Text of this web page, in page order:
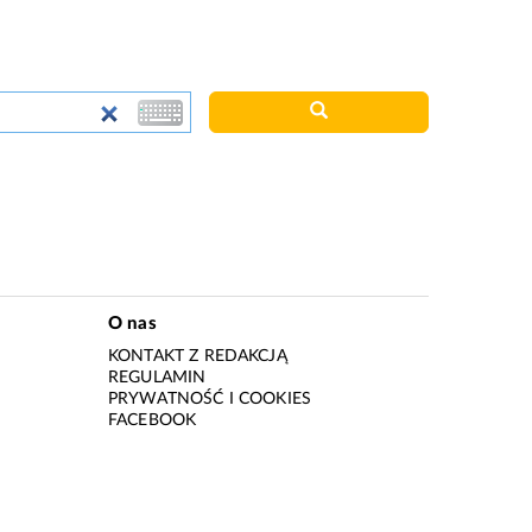
O nas
KONTAKT Z REDAKCJĄ
REGULAMIN
PRYWATNOŚĆ I COOKIES
FACEBOOK